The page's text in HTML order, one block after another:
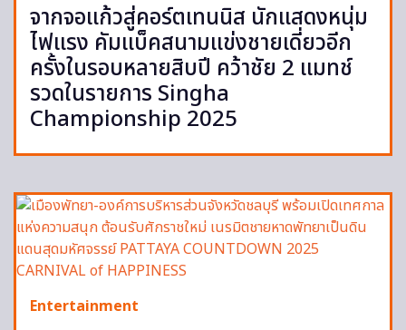
จากจอแก้วสู่คอร์ตเทนนิส นักแสดงหนุ่ม
ไฟแรง คัมแบ็คสนามแข่งชายเดี่ยวอีก
ครั้งในรอบหลายสิบปี คว้าชัย 2 แมทช์
รวดในรายการ Singha
Championship 2025
Entertainment